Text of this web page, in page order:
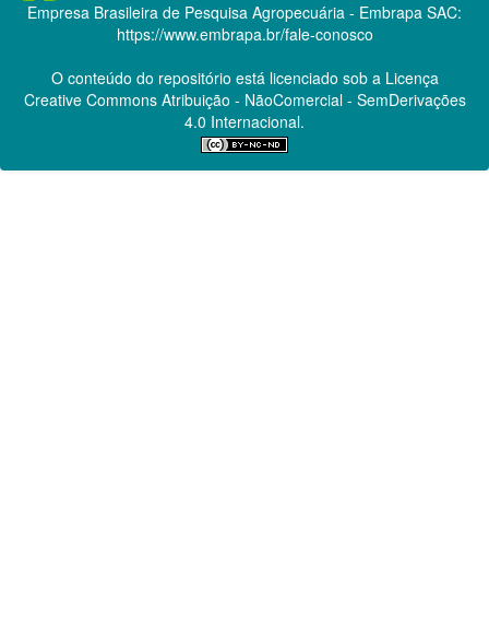
Empresa Brasileira de Pesquisa Agropecuária - Embrapa SAC:
https://www.embrapa.br/fale-conosco
O conteúdo do repositório está licenciado sob a Licença
Creative CommonsAtribuição - NãoComercial - SemDerivações
4.0 Internacional.